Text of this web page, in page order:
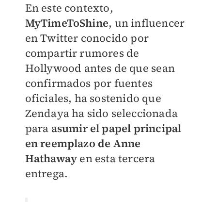
En este contexto,
MyTimeToShine, un influencer
en Twitter conocido por
compartir rumores de
Hollywood antes de que sean
confirmados por fuentes
oficiales, ha sostenido que
Zendaya ha sido seleccionada
para asumir el papel principal
en reemplazo de Anne
Hathaway en esta tercera
entrega.